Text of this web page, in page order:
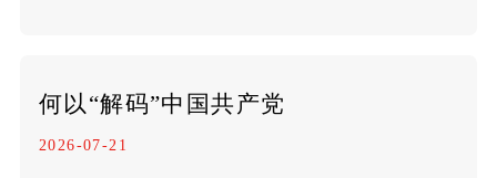
何以“解码”中国共产党
2026-07-21